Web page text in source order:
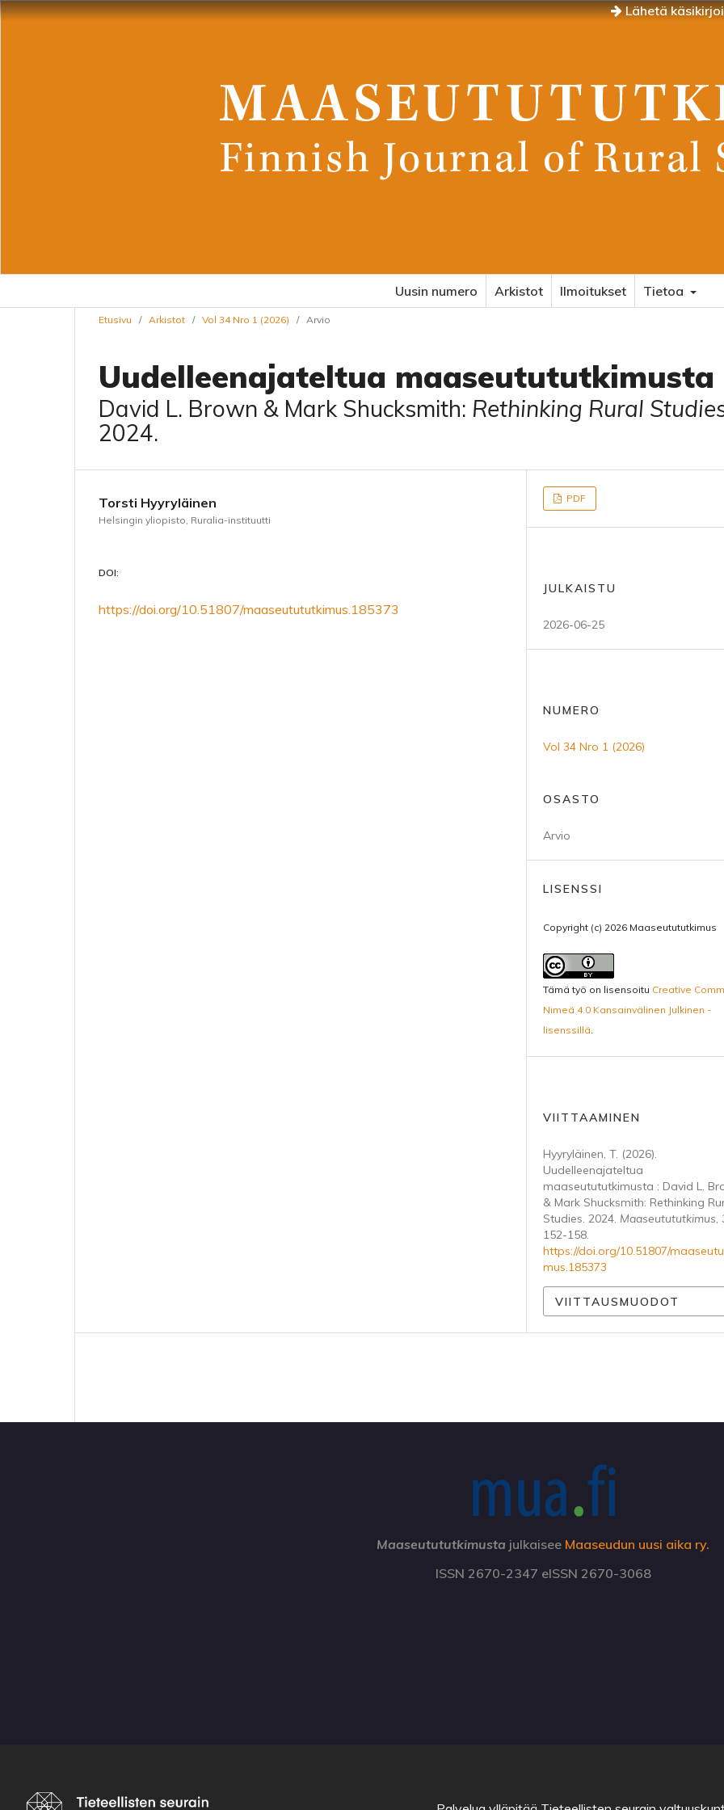
Lähetä
Uusin numero Arkistot Ilmoitukset Tietoa
Etusivu / Arkistot / Vol 34 Nro 1 (2026) / Arvio
Uudelleenajateltua maaseutututkimusta
David L. Brown & Mark Shucksmith: Rethinking Rural
2024.
Torsti Hyyryläinen
Helsingin yliopisto, Ruralia-instituutti
DOI:
https://doi.org/10.51807/maaseutututkimus.185373
PDF
JULKAISTU
2026-06-25
NUMERO
Vol 34 Nro 1 (2026)
OSASTO
Arvio
LISENSSI
Copyright (c) 2026 Maaseutututkimus
Tämä työ on lisensoitu Creative
Nimeä 4.0 Kansainvälinen Julkinen -
lisenssillä.
VIITTAAMINEN
Hyyryläinen, T. (2026).
Uudelleenajateltua
maaseutututkimusta : David L.
& Mark Shucksmith: Rethinking
Studies. 2024. Maaseutututkimus,
152-158.
https://doi.org/10.51807/
mus.185373
VIITTAUSMUODOT
Maaseutututkimusta julkaisee Maaseudun uusi aika ry.
ISSN 2670-2347 eISSN 2670-3068